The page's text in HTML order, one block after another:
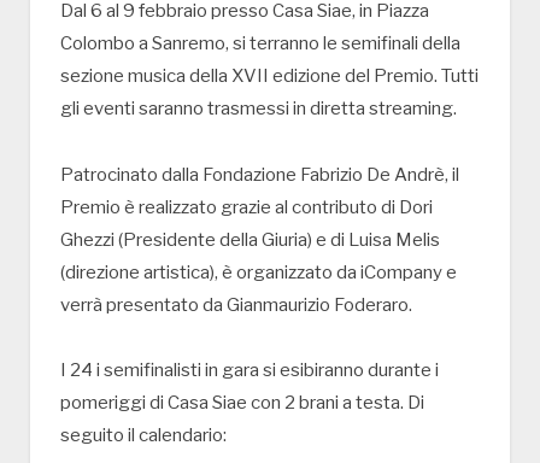
Dal 6 al 9 febbraio presso Casa Siae, in Piazza
Colombo a Sanremo, si terranno le semifinali della
sezione musica della XVII edizione del Premio. Tutti
gli eventi saranno trasmessi in diretta streaming.
Patrocinato dalla Fondazione Fabrizio De Andrè, il
Premio è realizzato grazie al contributo di Dori
Ghezzi (Presidente della Giuria) e di Luisa Melis
(direzione artistica), è organizzato da iCompany e
verrà presentato da Gianmaurizio Foderaro.
I 24 i semifinalisti in gara si esibiranno durante i
pomeriggi di Casa Siae con 2 brani a testa. Di
seguito il calendario: